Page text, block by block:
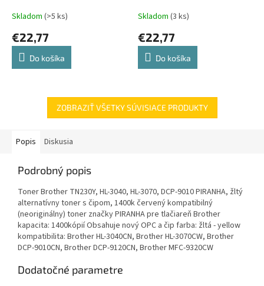
Skladom (>5 ks)
€22,77
Do košíka
Skladom (3 ks)
€22,77
Do košíka
ZOBRAZIŤ VŠETKY SÚVISIACE PRODUKTY
Popis Diskusia
Podrobný popis
Toner Brother TN230Y, HL-3040, HL-3070, DCP-9010 PIRANHA, žltý
alternatívny toner s čipom, 1400k červený kompatibilný
(neoriginálny) toner značky PIRANHA pre tlačiareň Brother
kapacita: 1400kópií Obsahuje nový OPC a čip farba: žltá - yellow
kompatibilita: Brother HL-3040CN, Brother HL-3070CW, Brother
DCP-9010CN, Brother DCP-9120CN, Brother MFC-9320CW
Dodatočné parametre